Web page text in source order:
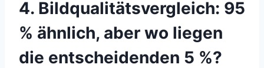
4. Bildqualitätsvergleich: 95
% ähnlich, aber wo liegen
die entscheidenden 5 %?